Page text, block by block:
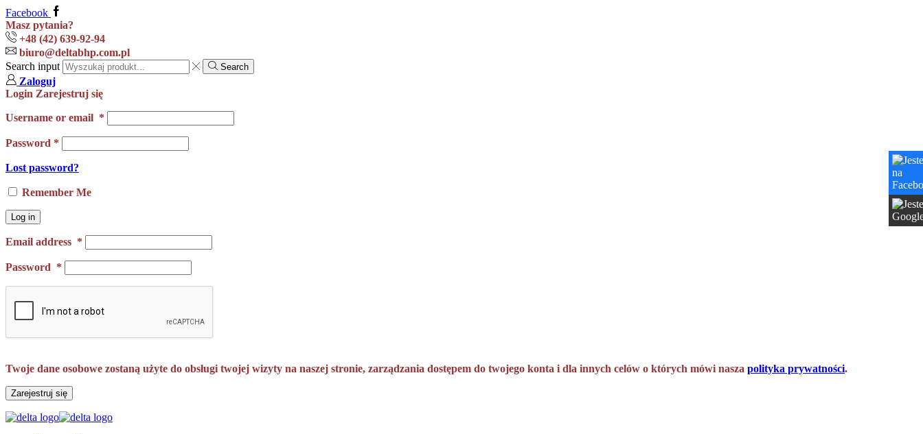
Facebook
Masz pytania?
+48 (42) 639-92-94
biuro@deltabhp.com.pl
Search input
Search
Zaloguj
Login Zarejestruj się
Username or email *
Password *
Lost password?
Remember Me
Log in
Email address *
Password *
Twoje dane osobowe zostaną użyte do obsługi twojej wizyty na naszej stronie, zarządzania dostępem do twojego konta i dla innych celów o których mówi nasza polityka prywatności.
Zarejestruj się